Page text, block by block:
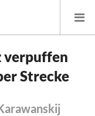
verpuffen
Strecke